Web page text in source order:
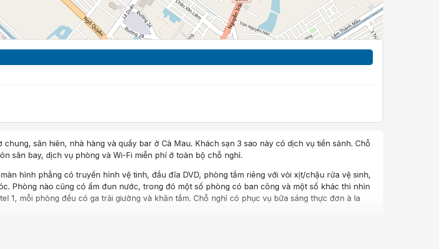
sân hiên, nhà hàng và quầy bar ở Cà Mau. Khách sạn 3 sao này có dịch vụ tiền sảnh. Chỗ
sân bay, dịch vụ phòng và Wi-Fi miễn phí ở toàn bộ chỗ nghỉ.
hình phẳng có truyền hình vệ tinh, đầu đĩa DVD, phòng tắm riêng với vòi xịt/chậu rửa vệ sinh,
Phòng nào cũng có ấm đun nước, trong đó một số phòng có ban công và một số khác thì nhìn
1, mỗi phòng đều có ga trải giường và khăn tắm. Chỗ nghỉ có phục vụ bữa sáng thực đơn à la